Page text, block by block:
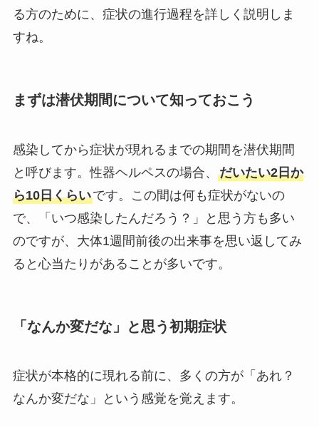
る方のために、症状の進行過程を詳しく説明しま
すね。
まずは潜伏期間について知っておこう
感染してから症状が現れるまでの期間を潜伏期間
と呼びます。性器ヘルペスの場合、 だいたい2日か
ら10日くらいです。この間は何も症状がないの
で、「いつ感染したんだろう？」と思う方も多い
のですが、大体1週間前後の出来事を思い返してみ
ると心当たりがあることが多いです。
「なんか変だな」と思う初期症状
症状が本格的に現れる前に、多くの方が「あれ？
なんか変だな」という感覚を覚えます。